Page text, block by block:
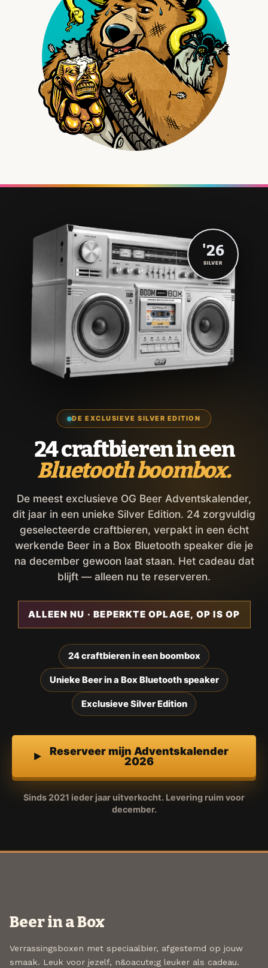
DE EXCLUSIEVE SILVER EDITION
24 craftbieren in een
Bluetooth boombox.
De meest exclusieve OG Beer Adventskalender,
dit jaar in een unieke Silver Edition. 24 zorgvuldig
geselecteerde craftbieren, verpakt in een écht
werkende Beer in a Box Bluetooth speaker die je
na december gewoon laat staan. Het cadeau dat
blijft — alleen nu te reserveren.
ALLEEN NU · BEPERKTE OPLAGE, OP IS OP
24 craftbieren in een boombox
Unieke Beer in a Box Bluetooth speaker
Exclusieve Silver Edition
Reserveer mijn Adventskalender
2026
Sinds 2021 ieder jaar uitverkocht. Levering ruim voor
december.
'26
SILVER
Beer in a Box
Verrassingsboxen met speciaalbier, afgestemd op jouw
smaak. Leuk voor jezelf, n&oacute;g leuker als cadeau.